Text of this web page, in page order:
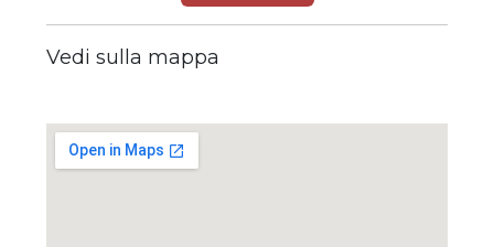
Vedi sulla mappa